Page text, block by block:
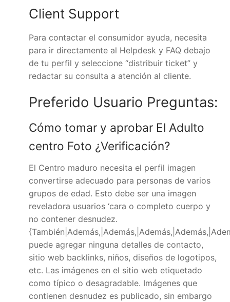
Client Support
Para contactar el consumidor ayuda, necesita
para ir directamente al Helpdesk y FAQ debajo
de tu perfil y seleccione “distribuir ticket” y
redactar su consulta a atención al cliente.
Preferido Usuario Preguntas:
Cómo tomar y aprobar El Adulto
centro Foto ¿Verificación?
El Centro maduro necesita el perfil imagen
convertirse adecuado para personas de varios
grupos de edad. Esto debe ser una imagen
reveladora usuarios ‘cara o completo cuerpo y
no contener desnudez.
puede agregar ninguna detalles de contacto,
sitio web backlinks, niños, diseños de logotipos,
etc. Las imágenes en el sitio web etiquetado
como típico o desagradable. Imágenes que
contienen desnudez es publicado, sin embargo